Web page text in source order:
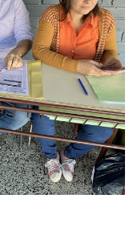
Notas
La Sole en